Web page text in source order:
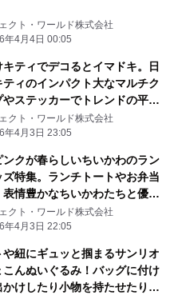
クト・ワールド株式会社
年4月4日 00:05
キティでデコるとイマドキ。日
ティのインパクト大なマルチク
やステッカーでトレンドの平成
感ばっちりです。
クト・ワールド株式会社
年4月3日 23:05
ンクが春らしいちいかわのラン
ズ特集。ランチトートやお弁当
表情豊かなちいかわたちと優し
ク色に心和む
クト・ワールド株式会社
年4月3日 22:05
や紐にギュッと掴まるサンリオ
こんぬいぐるみ！バッグに付け
かけしたり小物を持たせたりと